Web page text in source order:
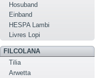
Hosuband
Einband
HESPA Lambi
Livres Lopi
FILCOLANA
Tilia
Arwetta